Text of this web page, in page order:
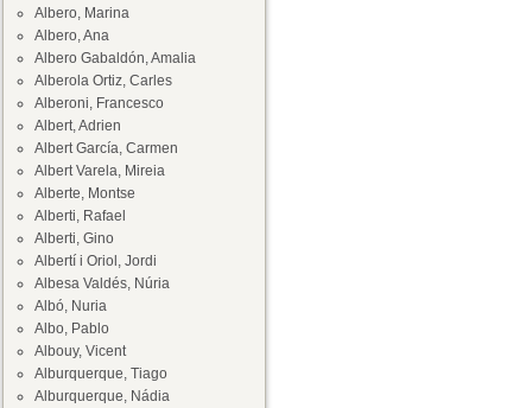
Albero, Marina
Albero, Ana
Albero Gabaldón, Amalia
Alberola Ortiz, Carles
Alberoni, Francesco
Albert, Adrien
Albert García, Carmen
Albert Varela, Mireia
Alberte, Montse
Alberti, Rafael
Alberti, Gino
Albertí i Oriol, Jordi
Albesa Valdés, Núria
Albó, Nuria
Albo, Pablo
Albouy, Vicent
Alburquerque, Tiago
Alburquerque, Nádia